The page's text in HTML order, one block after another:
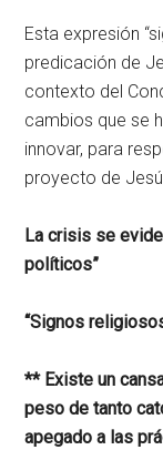
Esta expresión
predicación de
contexto del
cambios que se
innovar, para
proyecto de
La crisis se
políticos”
“Signos
** Existe un
peso de tanto
apegado a las